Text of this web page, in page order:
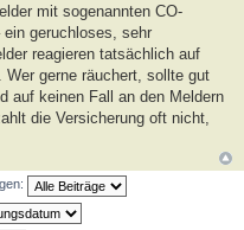
mit sogenannten CO-
geruchloses, sehr
reagieren tatsächlich auf
gerne räuchert, sollte gut
auf keinen Fall an den Meldern
die Versicherung oft nicht,